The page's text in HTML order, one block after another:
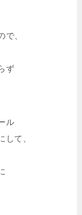
で、
ず
ル
して、